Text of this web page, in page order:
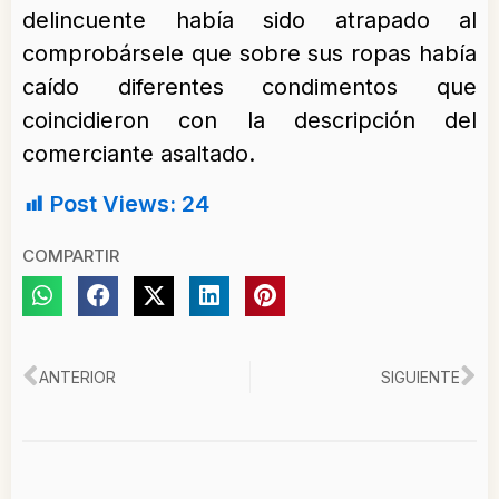
delincuente había sido atrapado al
comprobársele que sobre sus ropas había
caído diferentes condimentos que
coincidieron con la descripción del
comerciante asaltado.
Post Views: 24
COMPARTIR
Ant
ANTERIOR SIGUIENTE